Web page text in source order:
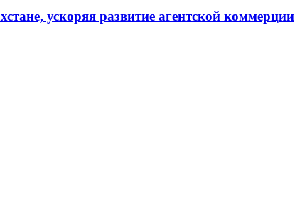
ускоряя развитие агентской коммерции